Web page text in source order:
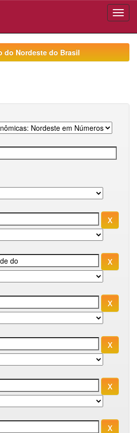
do Nordeste do Brasil